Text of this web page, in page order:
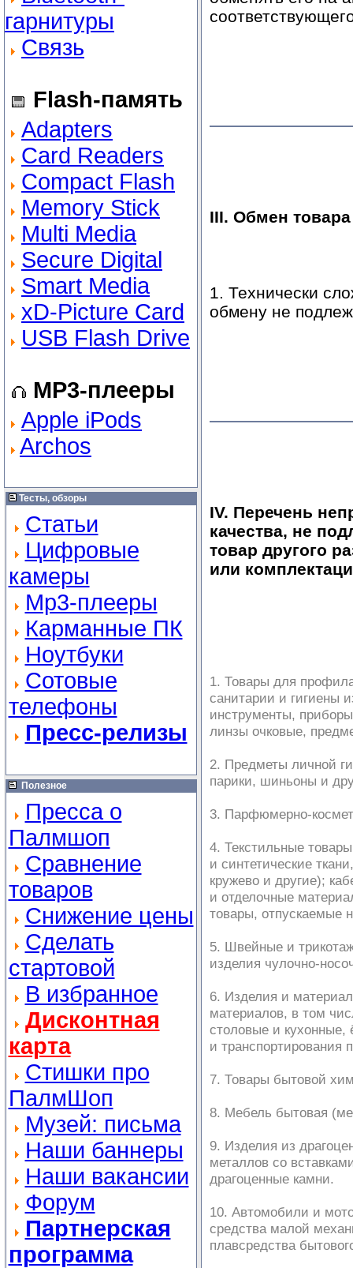
гарнитуры
Связь
Flash-память
Adapters
Card Readers
Compact Flash
Memory Stick
Multi Media
Secure Digital
Smart Media
xD-Picture Card
USB Flash Drive
MP3-плееры
Apple iPods
Archos
Тесты, обзоры
Статьи
Цифровые
камеры
Mp3-плееры
Карманные ПК
Ноутбуки
Сотовые
телефоны
Пресс-релизы
Полезное
Пресса о
Палмшоп
Сравнение
товаров
Снижение цены
Сделать
стартовой
В избранное
Дисконтная
карта
Стишки про
ПалмШоп
Музей: письма
Наши баннеры
Наши вакансии
Форум
Партнерская
программа
III. Обмен
1. Технически
обмену не
IV. Перечень
качества, не
товар другого
или
1. Товары для
санитарии и гигиены
инструменты,
линзы очковые,
2. Предметы личной
парики, шиньоны и
3. Парфюмерно-
4. Текстильные
и синтетические
кружево и другие);
и отделочные
товары, отпускаемые
5. Швейные и
изделия чулочно-
6. Изделия и
материалов, в том
столовые и кухонные,
и транспортирования
7. Товары бытовой
8. Мебель бытовая
9. Изделия из
металлов со
драгоценные камни.
10. Автомобили и
средства малой
плавсредства